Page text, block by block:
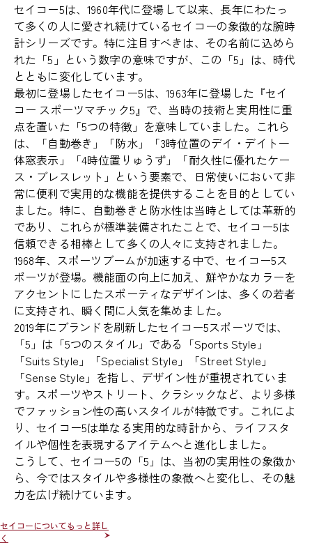
セイコー5は、1960年代に登場して以来、長年にわたっ
て多くの人に愛され続けているセイコーの象徴的な腕時
計シリーズです。特に注目すべきは、その名前に込めら
れた「5」という数字の意味ですが、この「5」は、時代
とともに変化しています。
最初に登場したセイコー5は、1963年に登場した『セイ
コー スポーツマチック5』で、当時の技術と実用性に重
点を置いた「5つの特徴」を意味していました。これら
は、「自動巻き」「防水」「3時位置のデイ・デイト一
体窓表示」「4時位置りゅうず」「耐久性に優れたケー
ス・ブレスレット」という要素で、日常使いにおいて非
常に便利で実用的な機能を提供することを目的としてい
ました。特に、自動巻きと防水性は当時としては革新的
であり、これらが標準装備されたことで、セイコー5は
信頼できる相棒として多くの人々に支持されました。
1968年、スポーツブームが加速する中で、セイコー5ス
ポーツが登場。機能面の向上に加え、鮮やかなカラーを
アクセントにしたスポーティなデザインは、多くの若者
に支持され、瞬く間に人気を集めました。
2019年にブランドを刷新したセイコー5スポーツでは、
「5」は「5つのスタイル」である「Sports Style」
「Suits Style」「Specialist Style」「Street Style」
「Sense Style」を指し、デザイン性が重視されていま
す。スポーツやストリート、クラシックなど、より多様
でファッション性の高いスタイルが特徴です。これによ
り、セイコー5は単なる実用的な時計から、ライフスタ
イルや個性を表現するアイテムへと進化しました。
こうして、セイコー5の「5」は、当初の実用性の象徴か
ら、今ではスタイルや多様性の象徴へと変化し、その魅
力を広げ続けています。
セイコーについてもっと詳し
く